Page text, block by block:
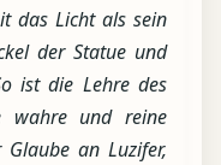
das Licht als sein
der Statue und
ist die Lehre des
wahre und reine
an Luzifer,